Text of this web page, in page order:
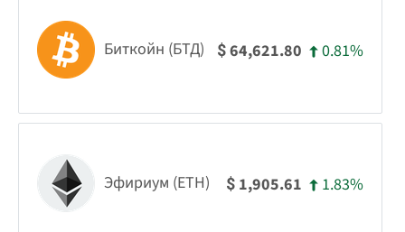
Биткойн (БТД) $64,621.80 0.81%
Эфириум (ETH) $ 1,905.61 1.83%